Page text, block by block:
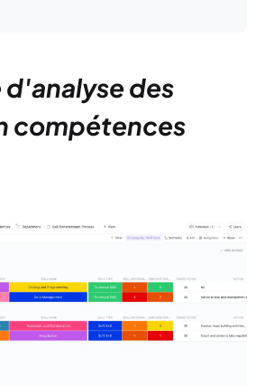
des
compétences